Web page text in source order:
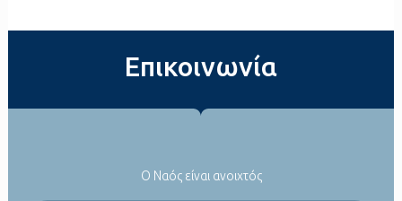
Επικοινωνία
Ο Ναός είναι ανοιχτός